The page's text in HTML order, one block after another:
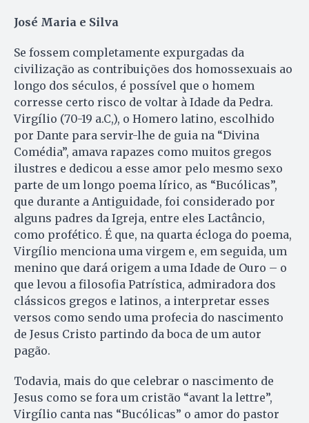
José Maria e Silva
Se fossem completamente expurgadas da
civilização as contribuições dos homossexuais ao
longo dos séculos, é possível que o homem
corresse certo risco de voltar à Idade da Pedra.
Vir­gílio (70-19 a.C,), o Homero latino, escolhido
por Dante para servir-lhe de guia na “Divina
Comédia”, amava rapazes como muitos gregos
ilustres e dedicou a esse amor pelo mesmo sexo
parte de um longo poema lírico, as “Bucólicas”,
que durante a An­ti­gui­dade, foi considerado por
alguns padres da Igreja, entre eles Lactâncio,
como profético. É que, na quarta écloga do poema,
Virgílio menciona uma virgem e, em seguida, um
menino que dará origem a uma Idade de Ouro – o
que levou a filosofia Pa­trística, admiradora dos
clássicos gregos e latinos, a interpretar esses
versos como sendo uma profecia do nas­cimento
de Jesus Cristo partindo da boca de um autor
pagão.
Todavia, mais do que celebrar o nascimento de
Jesus como se fora um cristão “avant la lettre”,
Virgílio canta nas “Bucólicas” o amor do pastor